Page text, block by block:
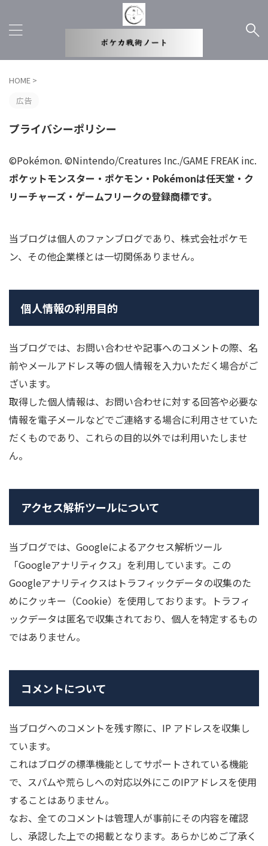
HOME >
広告
プライバシーポリシー
©Pokémon. ©Nintendo/Creatures Inc./GAME FREAK inc.
ポケットモンスター・ポケモン・Pokémonは任天堂・ク
リーチャーズ・ゲームフリークの登録商標です。
当ブログは個人のファンブログであり、株式会社ポケモ
ン、その他企業様とは一切関係ありません。
個人情報の利用目的
当ブログでは、お問い合わせや記事へのコメントの際、名
前やメールアドレス等の個人情報を入力いただく場合がご
ざいます。
取得した個人情報は、お問い合わせに対する回答や必要な
情報を電子メールなどでご連絡する場合に利用させていた
だくものであり、これらの目的以外では利用いたしませ
ん。
アクセス解析ツールについて
当ブログでは、Googleによるアクセス解析ツール
「Googleアナリティクス」を利用しています。この
Googleアナリティクスはトラフィックデータの収集のた
めにクッキー（Cookie）を使用しております。トラフィ
ックデータは匿名で収集されており、個人を特定するもの
ではありません。
コメントについて
当ブログへのコメントを残す際に、IP アドレスを収集し
ています。
これはブログの標準機能としてサポートされている機能
で、スパムや荒らしへの対応以外にこのIPアドレスを使用
することはありません。
なお、全てのコメントは管理人が事前にその内容を確認
し、承認した上での掲載となります。あらかじめご了承く